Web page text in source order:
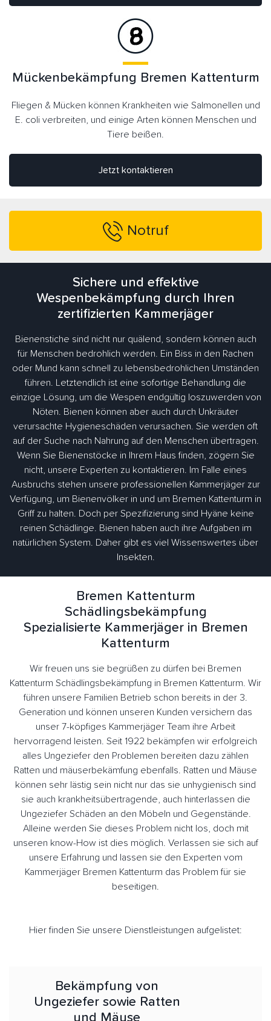
Jetzt kontaktieren
Mückenbekämpfung Bremen Kattenturm
Fliegen & Mücken können Krankheiten wie Salmonellen und
E. coli verbreiten, und einige Arten können Menschen und
Tiere beißen.
Notruf
Sichere und effektive
Wespenbekämpfung durch Ihren
zertifizierten Kammerjäger
Bienenstiche sind nicht nur quälend, sondern können auch
für Menschen bedrohlich werden. Ein Biss in den Rachen
oder Mund kann schnell zu lebensbedrohlichen Umständen
führen. Letztendlich ist eine sofortige Behandlung die
einzige Lösung, um die Wespen endgültig loszuwerden von
Nöten. Bienen können aber auch durch Unkräuter
verursachte Hygieneschäden verursachen. Sie werden oft
auf der Suche nach Nahrung auf den Menschen übertragen.
Wenn Sie Bienenstöcke in Ihrem Haus finden, zögern Sie
nicht, unsere Experten zu kontaktieren. Im Falle eines
Ausbruchs stehen unsere professionellen Kammerjäger zur
Verfügung, um Bienenvölker in und um Bremen Kattenturm in
Griff zu halten. Doch per Spezifizierung sind Hyäne keine
reinen Schädlinge. Bienen haben auch ihre Aufgaben im
natürlichen System. Daher gibt es viel Wissenswertes über
Insekten.
Bremen Kattenturm
Schädlingsbekämpfung
Spezialisierte Kammerjäger in Bremen
Kattenturm
Wir freuen uns sie begrüßen zu dürfen bei Bremen
Kattenturm Schädlingsbekämpfung in Bremen Kattenturm. Wir
führen unsere Familien Betrieb schon bereits in der 3.
Generation und können unseren Kunden versichern das
unser 7-köpfiges Kammerjäger Team ihre Arbeit
hervorragend leisten. Seit 1922 bekämpfen wir erfolgreich
alles Ungeziefer den Problemen bereiten dazu zählen
Ratten und mäuserbekämfung ebenfalls. Ratten und Mäuse
können sehr lästig sein nicht nur das sie unhygienisch sind
sie auch krankheitsübertragende, auch hinterlassen die
Ungeziefer Schäden an den Möbeln und Gegenstände.
Alleine werden Sie dieses Problem nicht los, doch mit
unseren know-How ist dies möglich. Verlassen sie sich auf
unsere Erfahrung und lassen sie den Experten vom
Kammerjäger Bremen Kattenturm das Problem für sie
beseitigen.
Hier finden Sie unsere Dienstleistungen aufgelistet:
Bekämpfung von
Ungeziefer sowie Ratten
und Mäuse